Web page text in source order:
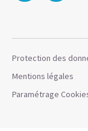
Protection des
Mentions légales
Paramétrage